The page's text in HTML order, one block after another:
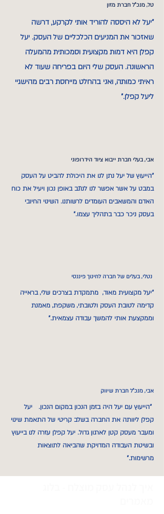
טל, מנכ"ל חברת מזון
"יעל לא היססה להוריד אותי לקרקע, דרשה
שאזכור את המניעים הכלכליים של העסק. יעל
קפלן היא דמות מקצועית וסמכותית מהמעלה
הראשונה. העסק שלי היום בפריחה שעוד לא
ראיתי כמותה, ואני בהחלט מייחסת רבים מהישגיי
ליעל קפלן."
אבי, בעלי חברת ייבוא ציוד הידרופוני
"הייעוץ של יעל נתן לנו את היכולת להביט על העסק
במבט על אשר אפשר לנו לנתב באופן נכון ויעיל את כוח
האדם והמשאבים העומדים לרשותנו. השינוי החיובי
בעסק ניכר כבר בתהליך עצמו."
"יעל מקצועית מאוד, מתמקדת בצרכים שלי, בראייה
קדימה לטובת העסק ולטובתי, משקפת, מאמנת
וממקצעת אותי להמשך עבודה עצמאית."
אבי, מנכ"ל חברת שיווק
"הייעוץ עם יעל היהבזמן הנכון במקום הנכון. יעל
קפלן ליוותה את החברה בשלב קריטי של התאמת שינוי
ומעבר מעסק קטן לארגון גדול. יעל קפלן עזרה לנו בייעוץ
ובשיטת העבודה המדויקת שהביאה לתוצאות
מרשימות."